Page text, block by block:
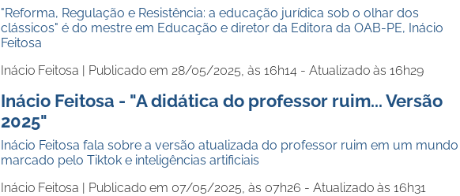
"Reforma, Regulação e Resistência: a educação jurídica sob o olhar dos
clássicos" é do mestre em Educação e diretor da Editora da OAB-PE, Inácio
Feitosa
Inácio Feitosa | Publicado em 28/05/2025, às 16h14 - Atualizado às 16h29
Inácio Feitosa - "A didática do professor ruim... Versão
2025"
Inácio Feitosa fala sobre a versão atualizada do professor ruim em um mundo
marcado pelo Tiktok e inteligências artificiais
Inácio Feitosa | Publicado em 07/05/2025, às 07h26 - Atualizado às 16h31